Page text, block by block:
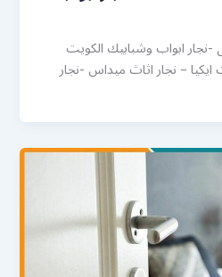
-نجار ابواب وشبابيك الكويت
ايكيا – نجار اثاث ميداس -نجار